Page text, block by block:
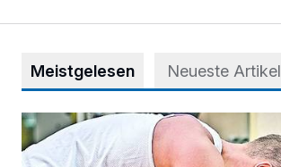
Meistgelesen Neueste Artikel
Trainieren und regenerieren